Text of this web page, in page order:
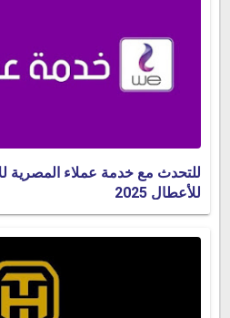
للتحدث مع خدمة عملاء المصرية
للأعطال 2025